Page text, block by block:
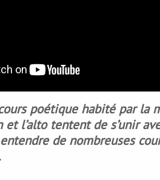
poétique habité par la
et l’alto tentent de s’unir
de nombreuses